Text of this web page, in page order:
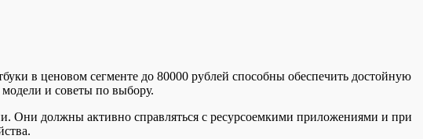
в ценовом сегменте до 80000 рублей способны обеспечить достойную
и советы по выбору.
Они должны активно справляться с ресурсоемкими приложениями и при